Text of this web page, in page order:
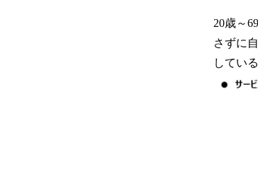
20歳～
さずに
してい